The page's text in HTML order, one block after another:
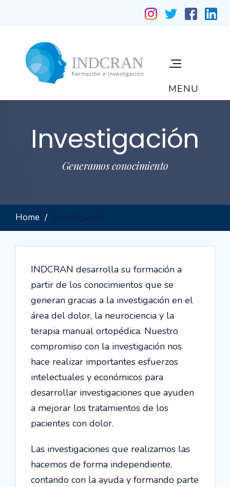
Investigación
Generamos conocimiento
Home Investigación
INDCRAN desarrolla su formación a
partir de los conocimientos que se
generan gracias a la investigación en el
área del dolor, la neurociencia y la
terapia manual ortopédica. Nuestro
compromiso con la investigación nos
hace realizar importantes esfuerzos
intelectuales y económicos para
desarrollar investigaciones que ayuden
a mejorar los tratamientos de los
pacientes con dolor.
Las investigaciones que realizamos las
hacemos de forma independiente,
contando con la ayuda y formando parte